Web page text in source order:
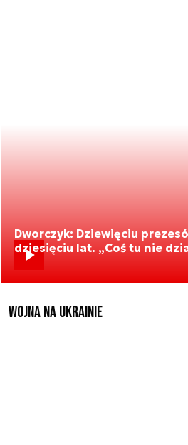
Dworczyk: Dziewięciu
dziesięciu lat. „Coś tu nie
Wojna na Ukrainie